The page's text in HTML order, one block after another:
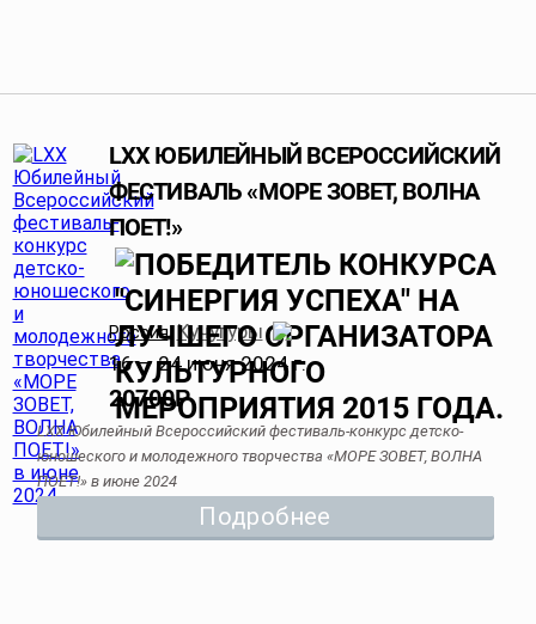
LXX ЮБИЛЕЙНЫЙ ВСЕРОССИЙСКИЙ
ФЕСТИВАЛЬ «МОРЕ ЗОВЕТ, ВОЛНА
ПОЕТ!»
Россия,Кучугуры
16 — 24 июня 2024 г.
20700Р
LXX Юбилейный Всероссийский фестиваль-конкурс детско-
юношеского и молодежного творчества «МОРЕ ЗОВЕТ, ВОЛНА
ПОЕТ!» в июне 2024
Подробнее